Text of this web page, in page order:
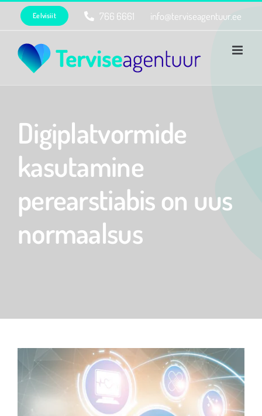
Eelvisiit 766 6661 info@terviseagentuur.ee
Digiplatvormide
kasutamine
perearstiabis on uus
normaalsus